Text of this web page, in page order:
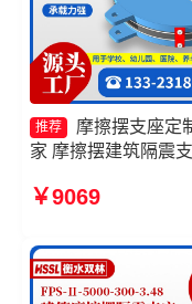
推荐
摩擦摆支座定
家 摩擦摆建筑隔震
3000-300-3.48源头
￥9069